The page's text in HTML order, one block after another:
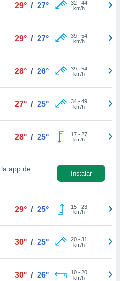
29° / 27° 32- 44
km/h
29° / 27° 39- 54
km/h
28° / 26° 39- 54
km/h
27° / 25° 34- 49
km/h
28° / 25° 17- 27
km/h
la app de
Instalar
29° / 25° 15- 23
km/h
30° / 25° 20- 31
km/h
30° / 26° 10- 20
km/h